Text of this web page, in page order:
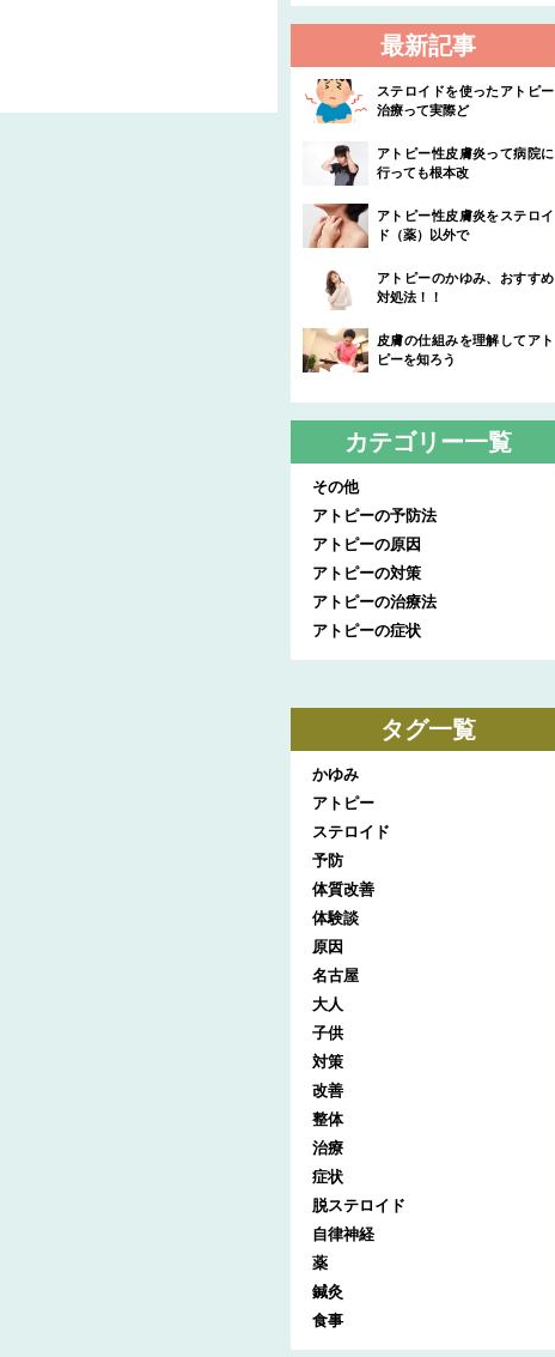
最新記事
ステロイドを使ったアトピー
治療って実際ど
アトピー性皮膚炎って病院に
行っても根本改
アトピー性皮膚炎をステロイ
ド（薬）以外で
アトピーのかゆみ、おすすめ
対処法！！
皮膚の仕組みを理解してアト
ピーを知ろう
カテゴリー一覧
その他
アトピーの予防法
アトピーの原因
アトピーの対策
アトピーの治療法
アトピーの症状
タグ一覧
かゆみ
アトピー
ステロイド
予防
体質改善
体験談
原因
名古屋
大人
子供
対策
改善
整体
治療
症状
脱ステロイド
自律神経
薬
鍼灸
食事